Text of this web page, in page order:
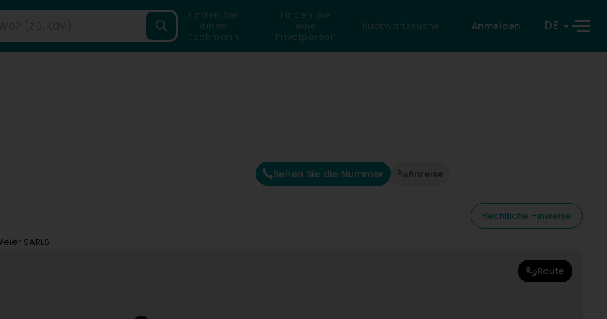
Finden Sie
einen
Fachmann
Finden Sie
eine
Privatperson
Rückwärtssuche Anmelden DE
Sehen Sie die Nummer Anreise
Rechtliche Hinweise
SARLS
Route